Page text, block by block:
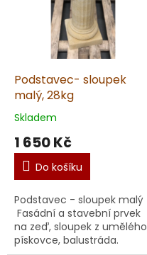
Podstavec- sloupek
malý, 28kg
Skladem
1 650 Kč
Do košíku
Podstavec - sloupek malý
Fasádní a stavební prvek
na zeď, sloupek z umělého
pískovce, balustráda.